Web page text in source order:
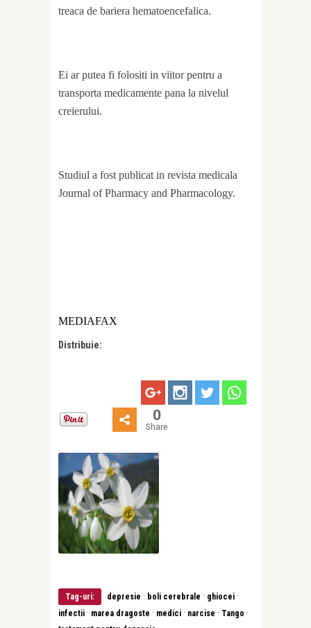
treaca de bariera hematoencefalica.
Ei ar putea fi folositi in viitor pentru a
transporta medicamente pana la nivelul
creierului.
Studiul a fost publicat in revista medicala
Journal of Pharmacy and Pharmacology.
MEDIAFAX
Distribuie:
0
Share
Tag-uri: depresie · boli cerebrale · ghiocei ·
infectii · marea dragoste · medici · narcise · Tango ·